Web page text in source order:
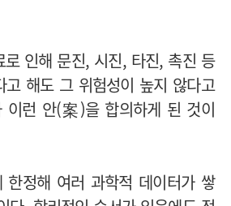
로 인해 문진, 시진, 타진, 촉진 등
고 해도 그 위험성이 높지 않다고
이런 안(案)을 합의하게 된 것이
한정해 여러 과학적 데이터가 쌓